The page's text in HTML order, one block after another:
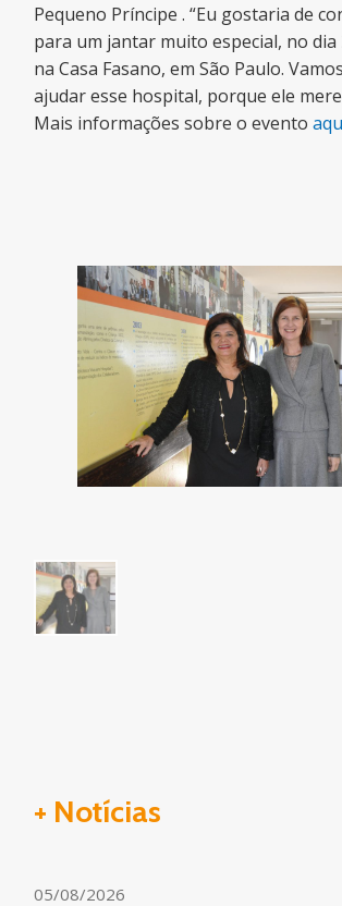
Pequeno Príncipe . “Eu gostaria de
para um jantar muito especial, no dia
na Casa Fasano, em São Paulo.
ajudar esse hospital, porque ele
Mais informações sobre o evento
+ Notícias
05/08/2026